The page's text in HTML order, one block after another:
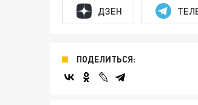
ДЗЕН
ПОДЕЛИТЬСЯ: